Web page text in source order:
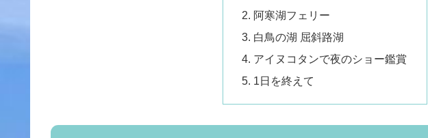
阿寒湖フェリー
白鳥の湖 屈斜路湖
アイヌコタンで夜のショー鑑賞
1日を終えて